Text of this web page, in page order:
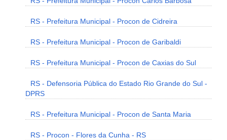
RS - Prefeitura Municipal - Procon de Cidreira
RS - Prefeitura Municipal - Procon de Garibaldi
RS - Prefeitura Municipal - Procon de Caxias do Sul
RS - Defensoria Pública do Estado Rio Grande do Sul -
DPRS
RS - Prefeitura Municipal - Procon de Santa Maria
RS - Procon - Flores da Cunha - RS